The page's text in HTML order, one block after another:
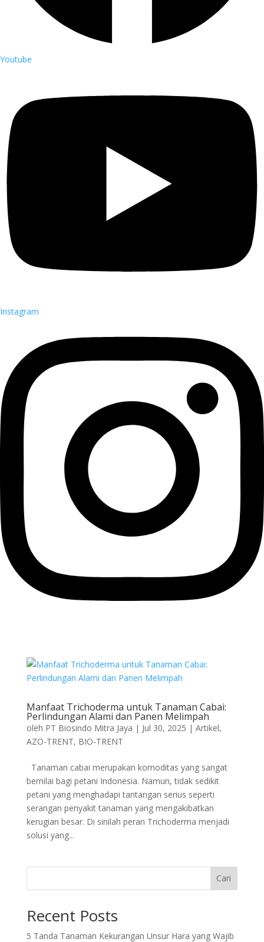
Youtube
Instagram
Manfaat Trichoderma untuk Tanaman Cabai:
Perlindungan Alami dan Panen Melimpah
oleh PT Biosindo Mitra Jaya | Jul 30, 2025 | Artikel,
AZO-TRENT, BIO-TRENT
Tanaman cabai merupakan komoditas yang sangat
bernilai bagi petani Indonesia. Namun, tidak sedikit
petani yang menghadapi tantangan serius seperti
serangan penyakit tanaman yang mengakibatkan
kerugian besar. Di sinilah peran Trichoderma menjadi
solusi yang...
Cari
Recent Posts
5 Tanda Tanaman Kekurangan Unsur Hara yang Wajib